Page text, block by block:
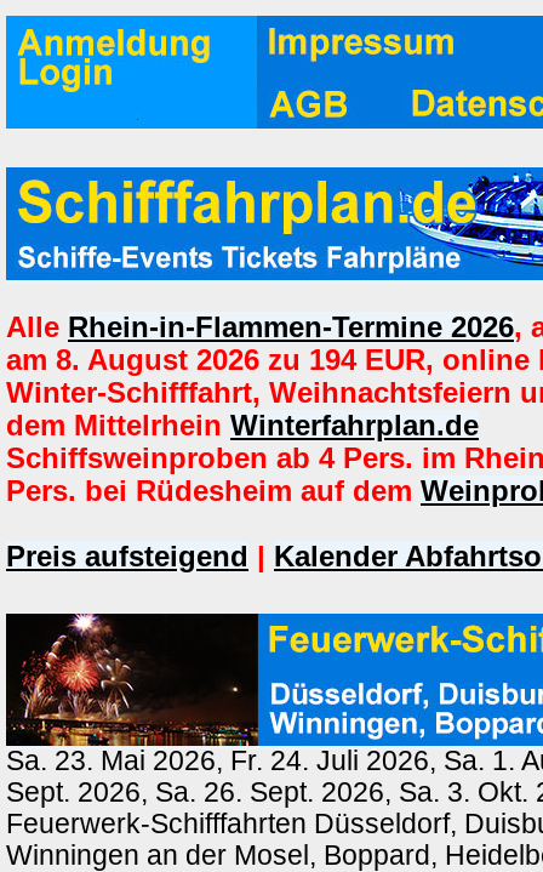
Alle Rhein-in-Flammen-Termine 2026,
am 8. August 2026 zu 194 EUR, online
Winter-Schifffahrt, Weihnachtsfeiern
dem Mittelrhein Winterfahrplan.de
Schiffsweinproben ab 4 Pers. im
Pers. bei Rüdesheim auf dem
Preis aufsteigend | Kalender
Sa. 23. Mai 2026, Fr. 24. Juli 2026, Sa. 1.
Sept. 2026, Sa. 26. Sept. 2026, Sa. 3. Okt.
Feuerwerk-Schifffahrten Düsseldorf,
Winningen an der Mosel, Boppard,